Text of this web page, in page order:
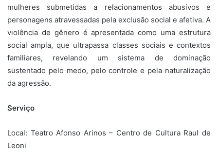
mulheres submetidas a relacionamentos abusivos e
personagens atravessadas pela exclusão social e afetiva. A
violência de gênero é apresentada como uma estrutura
social ampla, que ultrapassa classes sociais e contextos
familiares, revelando um sistema de dominação
sustentado pelo medo, pelo controle e pela naturalização
da agressão.
Serviço
Local: Teatro Afonso Arinos – Centro de Cultura Raul de
Leoni